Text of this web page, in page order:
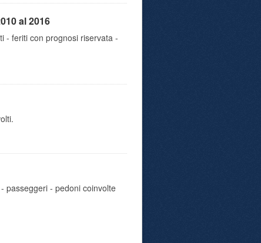
al 2016
- feriti con prognosi riservata -
passeggeri - pedoni coinvolte